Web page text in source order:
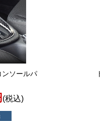
ンソールパ
(税込)